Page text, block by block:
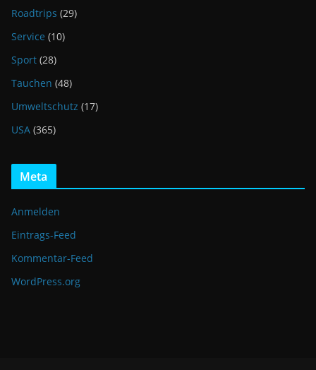
Roadtrips (29)
Service (10)
Sport (28)
Tauchen (48)
Umweltschutz (17)
USA (365)
Meta
Anmelden
Eintrags-Feed
Kommentar-Feed
WordPress.org